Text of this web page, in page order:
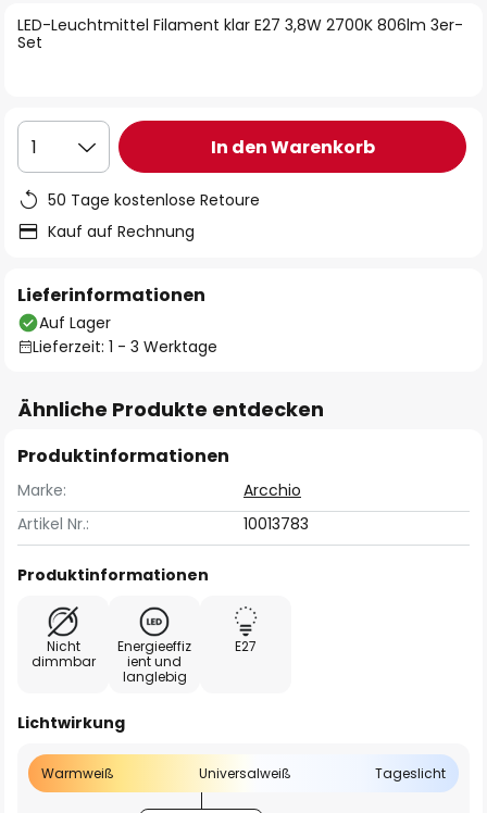
LED-Leuchtmittel Filament klar E27 3,8W 2700K 806lm 3er-
Set
1 In den Warenkorb
50 Tage kostenlose Retoure
Kauf auf Rechnung
Lieferinformationen
Auf Lager
Lieferzeit: 1 - 3 Werktage
Ähnliche Produkte entdecken
Produktinformationen
Marke:
Arcchio
Artikel Nr.:
10013783
Produktinformationen
Nicht
dimmbar
Energieeffiz
ient und
langlebig
E27
Lichtwirkung
Warmweiß Universalweiß Tageslicht